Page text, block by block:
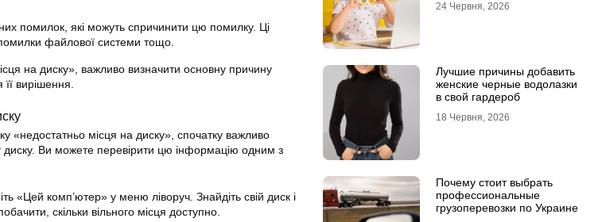
помилок, які можуть спричинити цю помилку. Ці
файлової системи тощо.
на диску», важливо визначити основну причину
вирішення.
місця на диску», спочатку важливо
диску. Ви можете перевірити цю інформацію одним з
«Цей комп’ютер» у меню ліворуч. Знайдіть свій диск і
скільки вільного місця доступно.
24 Червня, 2026
Лучшие причины добавить
женские черные водолазки
в свой гардероб
18 Червня, 2026
Почему стоит выбрать
профессиональные
грузоперевозки по Украине